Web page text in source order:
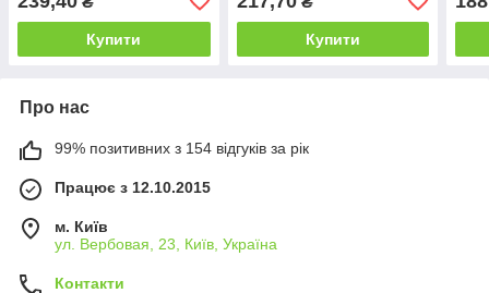
Купити Купити
Про нас
99% позитивних з 154 відгуків за рік
Працює з 12.10.2015
м. Київ
ул. Вербовая, 23, Київ, Україна
Контакти